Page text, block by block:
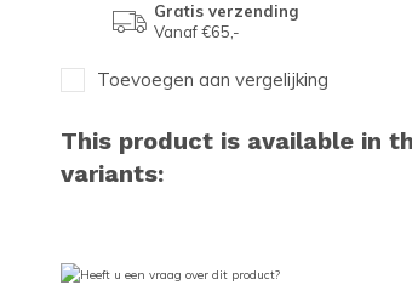
Gratis verzending
Vanaf €65,-
Toevoegen aan vergelijking
This product is available in
variants: